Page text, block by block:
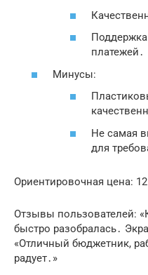
платежей․
Минусы:
Не самая
для
Ориентировочная цена:
Отзывы пользователей:
быстро разобралась․
«Отличный бюджетник,
радует․»